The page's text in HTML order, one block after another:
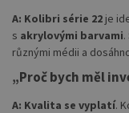
A: Kolibri série 22 je
s akrylovými barvami
různými médii a
„Proč bych měl
A: Kvalita se vyplatí.